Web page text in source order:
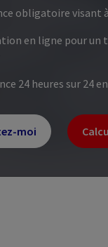
obligatoire visant
en ligne pour
24 heures sur 24
moi